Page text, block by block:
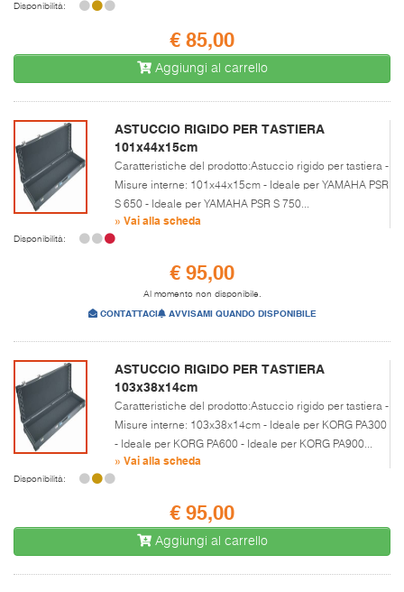
Disponibilità:
€ 85,00
Aggiungi al carrello
ASTUCCIO RIGIDO PER TASTIERA
101x44x15cm
Caratteristiche del prodotto:Astuccio rigido per tastiera -
Misure interne: 101x44x15cm - Ideale per YAMAHA PSR
S 650 - Ideale per YAMAHA PSR S 750...
» Vai alla scheda
Disponibilità:
€ 95,00
Al momento non disponibile.
CONTATTACI AVVISAMI QUANDO DISPONIBILE
ASTUCCIO RIGIDO PER TASTIERA
103x38x14cm
Caratteristiche del prodotto:Astuccio rigido per tastiera -
Misure interne: 103x38x14cm - Ideale per KORG PA300
- Ideale per KORG PA600 - Ideale per KORG PA900...
» Vai alla scheda
Disponibilità:
€ 95,00
Aggiungi al carrello